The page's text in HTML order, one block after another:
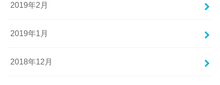
2019年2月
2019年1月
2018年12月